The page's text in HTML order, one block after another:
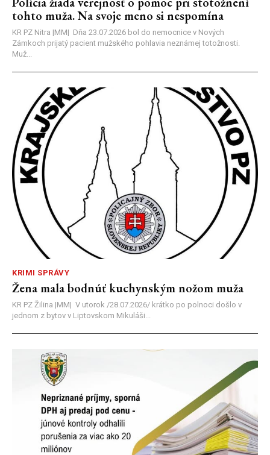
tohto muža. Na svoje meno si nespomína
KR PZ Nitra |MM| Dňa 23.07.2026 bol do nemocnice v Nových
Zámkoch prijatý pacient mužského pohlavia neznámej totožnosti.
Muž...
KRIMI SPRÁVY
Žena mala bodnúť kuchynským nožom muža
KR PZ Žilina |MM| V utorok /28.07.2026/ krátko po polnoci došlo v
jednom z bytov v Liptovskom Mikuláši...